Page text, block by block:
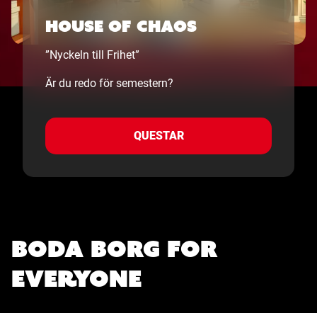
House of Chaos
”Nyckeln till Frihet”
Är du redo för semestern?
QUESTAR
Boda Borg for
everyone